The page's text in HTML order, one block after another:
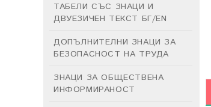
ТАБЕЛИ СЪС ЗНАЦИ И
ДВУЕЗИЧЕН ТЕКСТ БГ/EN
ДОПЪЛНИТЕЛНИ ЗНАЦИ ЗА
БЕЗОПАСНОСТ НА ТРУДА
ЗНАЦИ ЗА ОБЩЕСТВЕНА
ИНФОРМИРАНОСТ